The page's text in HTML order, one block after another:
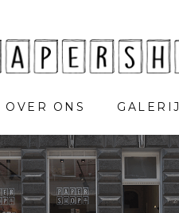
OVER ONS GALERIJ